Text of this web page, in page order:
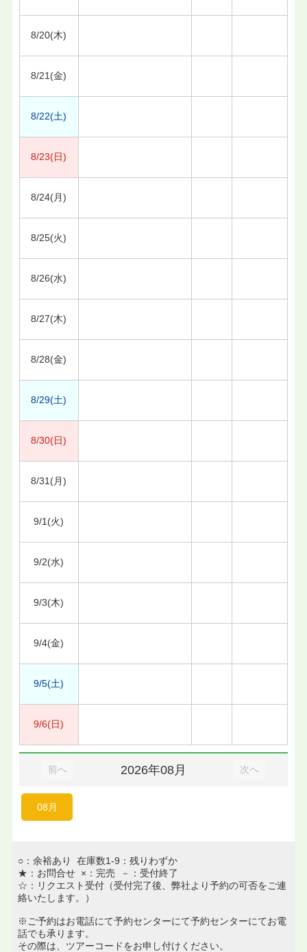
8/20(木)
8/21(金)
8/22(土)
8/23(日)
8/24(月)
8/25(火)
8/26(水)
8/27(木)
8/28(金)
8/29(土)
8/30(日)
8/31(月)
9/1(火)
9/2(水)
9/3(木)
9/4(金)
9/5(土)
9/6(日)
前へ 2026年08月 次へ
08月
○：余裕あり 在庫数1-9：残りわずか
★：お問合せ ×：完売 －：受付終了
☆：リクエスト受付（受付完了後、弊社より予約の可否をご連
絡いたします。）
※ご予約はお電話にて予約センターにて予約センターにてお電
話でも承ります。
その際は、ツアーコードをお申し付けください。